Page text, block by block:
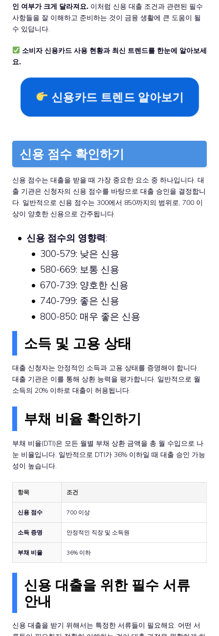
인 여부가 크게 달라져요. 이처럼 신용 대출 조건과 관련된 필수
사항들을 잘 이해하고 준비하는 것이 금융 생활에 큰 도움이 될
수 있답니다.
소비자 신용카드 사용 현황과 최신 트렌드를 한눈에 알아보세
요.
신용카드 트렌드 알아보기
신용 점수 확인하기
신용 점수는 대출을 받을 때 가장 중요한 요소 중 하나입니다. 대
출 기관은 신청자의 신용 점수를 바탕으로 대출 승인을 결정합니
다. 일반적으로 신용 점수는 300에서 850까지의 범위로, 700 이
상이 양호한 신용으로 간주됩니다.
신용 점수의 영향력:
300-579: 낮은 신용
580-669: 보통 신용
670-739: 양호한 신용
740-799: 좋은 신용
800-850: 매우 좋은 신용
소득 및 고용 상태
대출 신청자는 안정적인 소득과 고용 상태를 증명해야 합니다.
대출 기관은 이를 통해 상환 능력을 평가합니다. 일반적으로 월
소득의 20% 이하로 대출이 허용됩니다.
부채 비율 확인하기
부채 비율(DTI)은 모든 월별 부채 상환 금액을 총 월 수입으로 나
눈 비율입니다. 일반적으로 DTI가 36% 이하일 때 대출 승인 가능
성이 높습니다.
항목 조건
신용 점수 700 이상
소득 증명 안정적인 직장 및 소득원
부채 비율 36% 이하
신용 대출을 위한 필수 서류
안내
신용 대출을 받기 위해서는 특정한 서류들이 필요해요. 어떤 서